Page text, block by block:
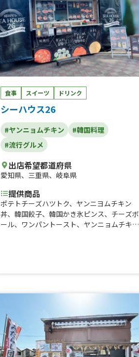
食事 スイーツ ドリンク
シーハウス26
#ヤンニョムチキン
#韓国料理
#流行グルメ
出店希望都道府県
愛知県、 三重県、 岐阜県
提供商品
ポテトチーズハツトク、ヤンニヨムチキン
丼、韓国餃子、韓国かき氷ピンス、チーズボ
ール、ワンパントースト、ヤンニョムチキン